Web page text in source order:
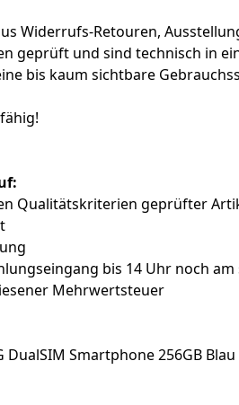
Widerrufs-Retouren,
geprüft und sind technisch in
bis kaum sichtbare
Qualitätskriterien geprüfter
bis 14 Uhr noch
Mehrwertsteuer
DualSIM Smartphone 256GB